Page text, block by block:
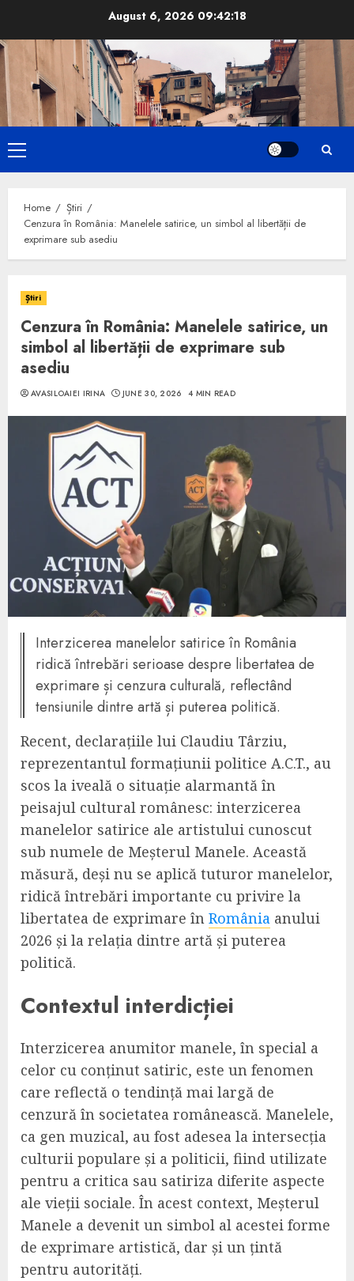
content
August 6, 2026 09:42:19
Primary
Menu
Home
Știri
Cenzura în România: Manelele satirice, un simbol al libertății de
exprimare sub asediu
Știri
Cenzura în România: Manelele satirice, un
simbol al libertății de exprimare sub
asediu
AVASILOAIEI IRINA JUNE 30, 2026 4 MIN READ
Interzicerea manelelor satirice în România
ridică întrebări serioase despre libertatea de
exprimare și cenzura culturală, reflectând
tensiunile dintre artă și puterea politică.
Recent, declarațiile lui Claudiu Târziu,
reprezentantul formațiunii politice A.C.T., au
scos la iveală o situație alarmantă în
peisajul cultural românesc: interzicerea
manelelor satirice ale artistului cunoscut
sub numele de Meșterul Manele. Această
măsură, deși nu se aplică tuturor manelelor,
ridică întrebări importante cu privire la
libertatea de exprimare în România anului
2026 și la relația dintre artă și puterea
politică.
Contextul interdicției
Interzicerea anumitor manele, în special a
celor cu conținut satiric, este un fenomen
care reflectă o tendință mai largă de
cenzură în societatea românească. Manelele,
ca gen muzical, au fost adesea la intersecția
culturii populare și a politicii, fiind utilizate
pentru a critica sau satiriza diferite aspecte
ale vieții sociale. În acest context, Meșterul
Manele a devenit un simbol al acestei forme
de exprimare artistică, dar și un țintă
pentru autorități.